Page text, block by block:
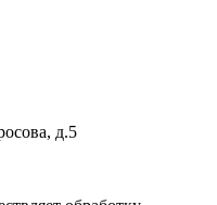
д.5